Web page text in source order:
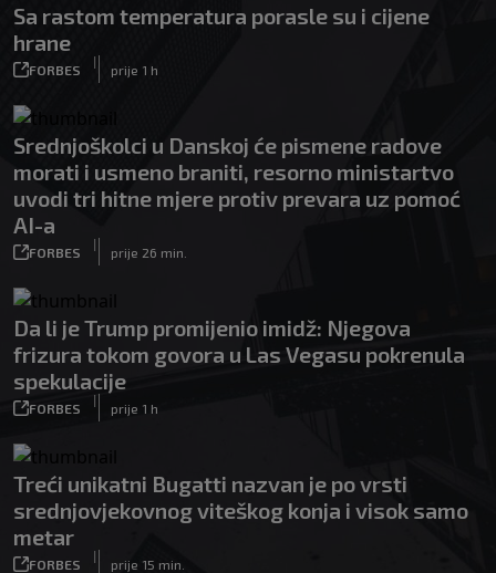
Sa rastom temperatura porasle su i cijene
hrane
FORBES
|
prije 1 h
Srednjoškolci u Danskoj će pismene radove
morati i usmeno braniti, resorno ministartvo
uvodi tri hitne mjere protiv prevara uz pomoć
AI-a
FORBES
|
prije 26 min.
Da li je Trump promijenio imidž: Njegova
frizura tokom govora u Las Vegasu pokrenula
spekulacije
FORBES
|
prije 1 h
Treći unikatni Bugatti nazvan je po vrsti
srednjovjekovnog viteškog konja i visok samo
metar
FORBES
|
prije 15 min.